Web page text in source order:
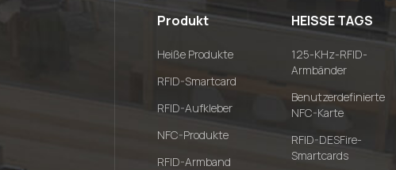
Produkt
Heiße Produkte
RFID-Smartcard
RFID-Aufkleber
NFC-Produkte
RFID-Armband
HEISSE TAGS
125-KHz-RFID-
Armbänder
Benutzerdefinierte
NFC-Karte
RFID-DESFire-
Smartcards